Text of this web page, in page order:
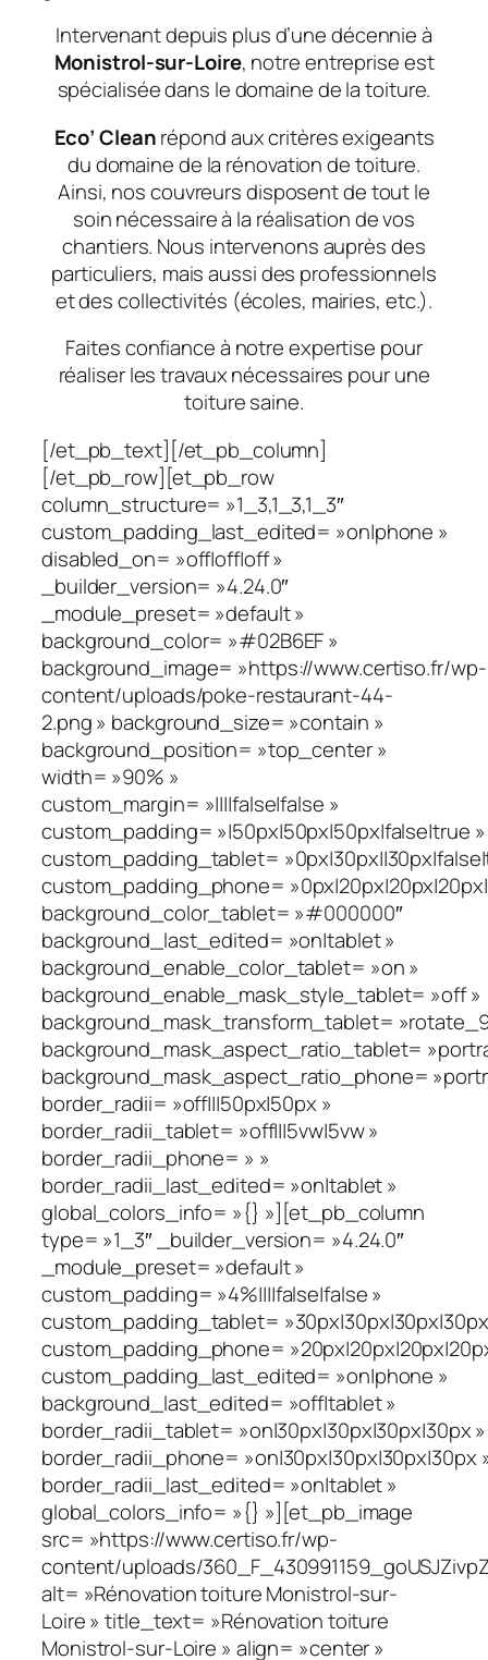
Intervenant depuis plus d’une décennie à
Monistrol-sur-Loire, notre entreprise est
spécialisée dans le domaine de la toiture.
Eco’ Cleanrépond aux critères exigeants
du domaine de la rénovation de toiture.
Ainsi, nos couvreurs disposent de tout le
soin nécessaire à la réalisation de vos
chantiers. Nous intervenons auprès des
particuliers, mais aussi des professionnels
et des collectivités (écoles, mairies, etc.).
Faites confiance à notre expertise pour
réaliser les travaux nécessaires pour une
toiture saine.
[/et_pb_text][/et_pb_column]
[/et_pb_row][et_pb_row
column_structure= »1_3,1_3,1_3″
custom_padding_last_edited= »on|phone »
disabled_on= »off|off|off »
_builder_version= »4.24.0″
_module_preset= »default »
background_color= »#02B6EF »
background_image= »https://www.certiso.fr/wp-
content/uploads/poke-restaurant-44-
2.png » background_size= »contain »
background_position= »top_center »
width= »90% »
custom_margin= »||||false|false »
custom_padding= »|50px|50px|50px|false|true »
custom_padding_tablet=
custom_padding_phone=
background_color_tablet= »#000000″
background_last_edited= »on|tablet »
background_enable_color_tablet= »on »
background_enable_mask_style_tablet= »off »
background_mask_transform_tablet=
background_mask_aspect_ratio_tablet=
background_mask_aspect_ratio_phone=
border_radii= »off|||50px|50px »
border_radii_tablet= »off|||5vw|5vw »
border_radii_phone= » »
border_radii_last_edited= »on|tablet »
global_colors_info= »{} »][et_pb_column
type= »1_3″ _builder_version= »4.24.0″
_module_preset= »default »
custom_padding= »4%||||false|false »
custom_padding_tablet=
custom_padding_phone=
custom_padding_last_edited= »on|phone »
background_last_edited= »off|tablet »
border_radii_tablet= »on|30px|30px|30px|30px »
border_radii_phone= »on|30px|30px|30px|30px
border_radii_last_edited= »on|tablet »
global_colors_info= »{} »][et_pb_image
src= »https://www.certiso.fr/wp-
content/uploads/
alt= »Rénovation toiture Monistrol-sur-
Loire » title_text= »Rénovation toiture
Monistrol-sur-Loire » align= »center »